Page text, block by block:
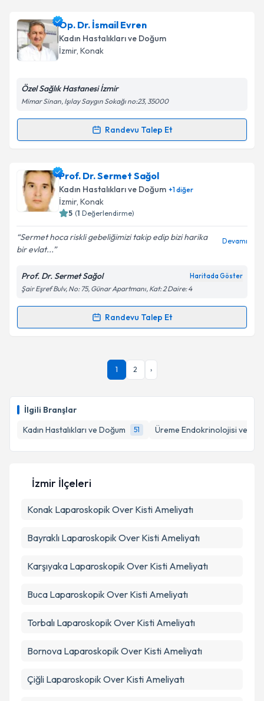
İlgili Branşlar
Kadın Hastalıkları ve Doğum
51 Üreme Endokrinolojisi ve
Takvim Talebini Gönder
Op. Dr. İlkay Nafiye Topaloğlu
talebi oluşturun. Size bu uzmandan randevu almanız
için bir takvim hazırlandığında e-posta ile
bilgilendireceğiz.
E-posta Adresiniz
Kişisel verilerimin işlenmesine ilişkinAydınlatma
kapsamda işlenmesini kabul ediyorum.
Takvim Talebini Gönder
Op. Dr. İsmail Evren
Kadın Hastalıkları ve Doğum
İzmir, Konak
Özel Sağlık Hastanesi İzmir
Mimar Sinan, Işılay Saygın Sokağı no:23, 35000
Randevu Talep Et
Randevu Takvimi Talebi
Op. Dr. İsmail Evreniçin randevu takvimi talebi
oluşturun. Size bu uzmandan randevu almanız için bir
takvim hazırlandığında e-posta ile bilgilendireceğiz.
Kişisel verilerimin işlenmesine ilişkin
Aydınlatma
Metni'ni okudum ve kişisel verilerimin belirtilen
kapsamda işlenmesini kabul ediyorum.
Prof. Dr. Sermet Sağol
Kadın Hastalıkları ve Doğum +1diğer
İzmir, Konak
5 (1 Değerlendirme)
Sermet hoca riskli gebeliğimizi takip edip bizi harika
bir evlat...
Devamı
Prof. Dr. Sermet Sağol Haritada Göster
Şair Eşref Bulv, No: 75, Günar Apartmanı, Kat: 2 Daire: 4
Randevu Talep Et
Randevu Takvimi Talebi
Prof. Dr. Sermet Sağoliçin randevu takvimi talebi
oluşturun. Size bu uzmandan randevu almanız için bir
E-posta Adresiniz
Metni 'ni okudum ve kişisel verilerimin belirtilen
kapsamda işlenmesini kabul ediyorum.
1 2 ›
İzmir İlçeleri
Konak Laparoskopik Over Kisti Ameliyatı
Bayraklı Laparoskopik Over Kisti Ameliyatı
Karşıyaka Laparoskopik Over Kisti Ameliyatı
Buca Laparoskopik Over Kisti Ameliyatı
Torbalı Laparoskopik Over Kisti Ameliyatı
Bornova Laparoskopik Over Kisti Ameliyatı
Çiğli Laparoskopik Over Kisti Ameliyatı